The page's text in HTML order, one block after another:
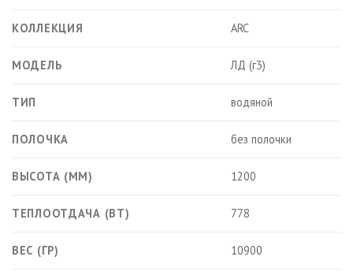
КОЛЛЕКЦИЯ ARC
МОДЕЛЬ ЛД (г3)
ТИП водяной
ПОЛОЧКА без полочки
ВЫСОТА (ММ) 1200
ТЕПЛООТДАЧА (ВТ) 778
ВЕС (ГР) 10900